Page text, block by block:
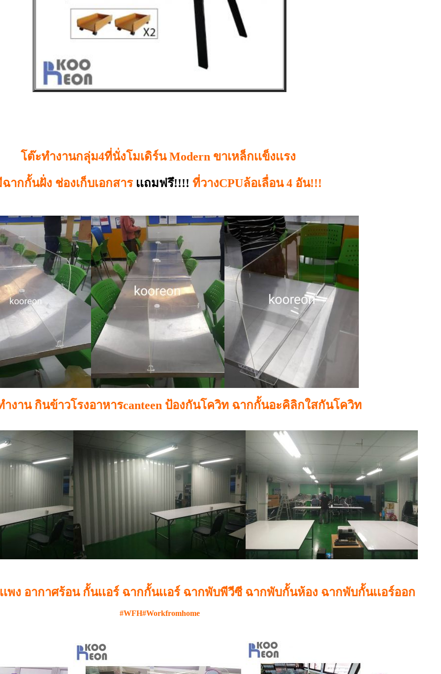
โต๊ะทำงานกลุ่ม4ที่นั่งโมเดิร์น Modern ขาเหล็กเเข็งเเรง
ากกั้นฝั่ง ช่องเก็บเอกสาร เเถมฟรึ!!!! ที่วางCPUล้อเลื่อน 4 อัน!!!
งาน กินข้าวโรงอาหารcanteen ป้องกันโควิท ฉากกั้นอะคิลิกใสกันโควิท
พง อากาศร้อน กั้นเเอร์ ฉากกั้นเเอร์ ฉากพับพีวีซี ฉากพับกั้นห้อง ฉากพับกั้นเเอร์ออก
#WFH#Workfromhome